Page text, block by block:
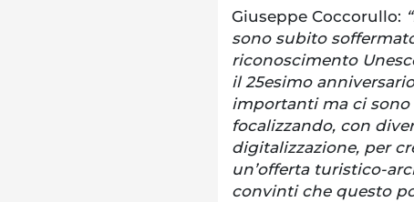
Giuseppe Coccorullo:
sono subito
riconoscimento
il 25esimo
importanti ma ci
focalizzando, con
digitalizzazione, per
un’offerta turistico-
convinti che questo